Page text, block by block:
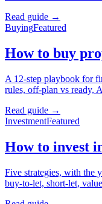
Read guide →
BuyingFeatured
How to buy
A 12-step playbook for
rules, off-plan vs ready,
Read guide →
InvestmentFeatured
How to invest
Five strategies, with the
buy-to-let, short-let,